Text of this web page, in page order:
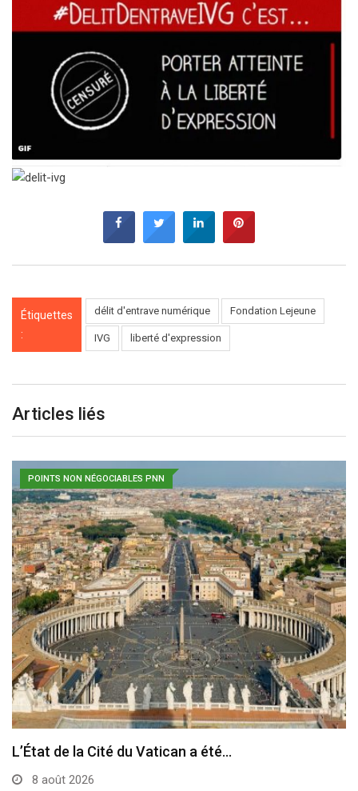
Étiquettes
:
délit d'entrave numérique Fondation Lejeune
IVG liberté d'expression
Articles liés
POINTS NON NÉGOCIABLES PNN
Le pape a célébré à Assise la messe…
7 août 2026